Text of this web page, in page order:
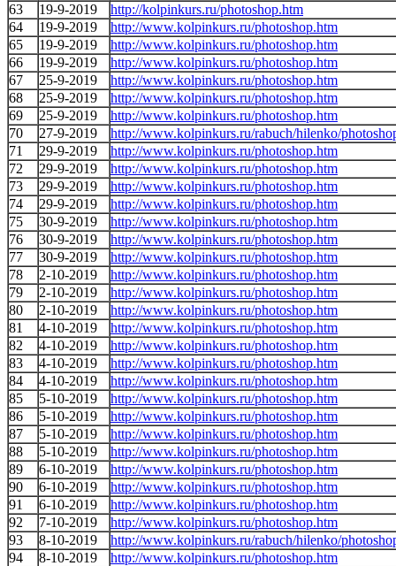
63
19-9-2019
http://kolpinkurs.ru/photoshop.htm
64
19-9-2019
http://www.kolpinkurs.ru/photoshop.htm
65
19-9-2019
http://www.kolpinkurs.ru/photoshop.htm
66
19-9-2019
http://www.kolpinkurs.ru/photoshop.htm
67
25-9-2019
http://www.kolpinkurs.ru/photoshop.htm
68
25-9-2019
http://www.kolpinkurs.ru/photoshop.htm
69
25-9-2019
http://www.kolpinkurs.ru/photoshop.htm
70
27-9-2019
http://www.kolpinkurs.ru/rabuch/hilenko/
71
29-9-2019
http://www.kolpinkurs.ru/photoshop.htm
72
29-9-2019
http://www.kolpinkurs.ru/photoshop.htm
73
29-9-2019
http://www.kolpinkurs.ru/photoshop.htm
74
29-9-2019
http://www.kolpinkurs.ru/photoshop.htm
75
30-9-2019
http://www.kolpinkurs.ru/photoshop.htm
76
30-9-2019
http://www.kolpinkurs.ru/photoshop.htm
77
30-9-2019
http://www.kolpinkurs.ru/photoshop.htm
78
2-10-2019
http://www.kolpinkurs.ru/photoshop.htm
79
2-10-2019
http://www.kolpinkurs.ru/photoshop.htm
80
2-10-2019
http://www.kolpinkurs.ru/photoshop.htm
81
4-10-2019
http://www.kolpinkurs.ru/photoshop.htm
82
4-10-2019
http://www.kolpinkurs.ru/photoshop.htm
83
4-10-2019
http://www.kolpinkurs.ru/photoshop.htm
84
4-10-2019
http://www.kolpinkurs.ru/photoshop.htm
85
5-10-2019
http://www.kolpinkurs.ru/photoshop.htm
86
5-10-2019
http://www.kolpinkurs.ru/photoshop.htm
87
5-10-2019
http://www.kolpinkurs.ru/photoshop.htm
88
5-10-2019
http://www.kolpinkurs.ru/photoshop.htm
89
6-10-2019
http://www.kolpinkurs.ru/photoshop.htm
90
6-10-2019
http://www.kolpinkurs.ru/photoshop.htm
91
6-10-2019
http://www.kolpinkurs.ru/photoshop.htm
92
7-10-2019
http://www.kolpinkurs.ru/photoshop.htm
93
8-10-2019
http://www.kolpinkurs.ru/rabuch/hilenko/
94
8-10-2019
http://www.kolpinkurs.ru/photoshop.htm